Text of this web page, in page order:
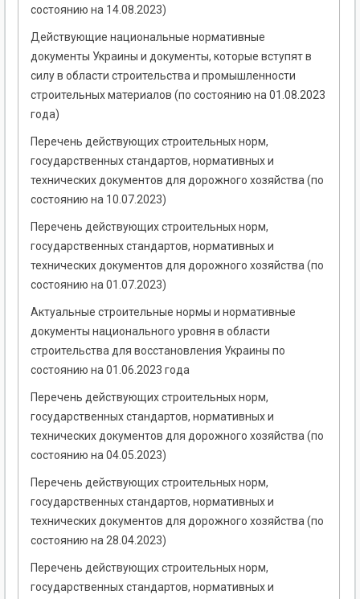
состоянию на 14.08.2023)
Действующие национальные нормативные
документы Украины и документы, которые вступят в
силу в области строительства и промышленности
строительных материалов (по состоянию на 01.08.2023
года)
Перечень действующих строительных норм,
государственных стандартов, нормативных и
технических документов для дорожного хозяйства (по
состоянию на 10.07.2023)
Перечень действующих строительных норм,
государственных стандартов, нормативных и
технических документов для дорожного хозяйства (по
состоянию на 01.07.2023)
Актуальные строительные нормы и нормативные
документы национального уровня в области
строительства для восстановления Украины по
состоянию на 01.06.2023 года
Перечень действующих строительных норм,
государственных стандартов, нормативных и
технических документов для дорожного хозяйства (по
состоянию на 04.05.2023)
Перечень действующих строительных норм,
государственных стандартов, нормативных и
технических документов для дорожного хозяйства (по
состоянию на 28.04.2023)
Перечень действующих строительных норм,
государственных стандартов, нормативных и